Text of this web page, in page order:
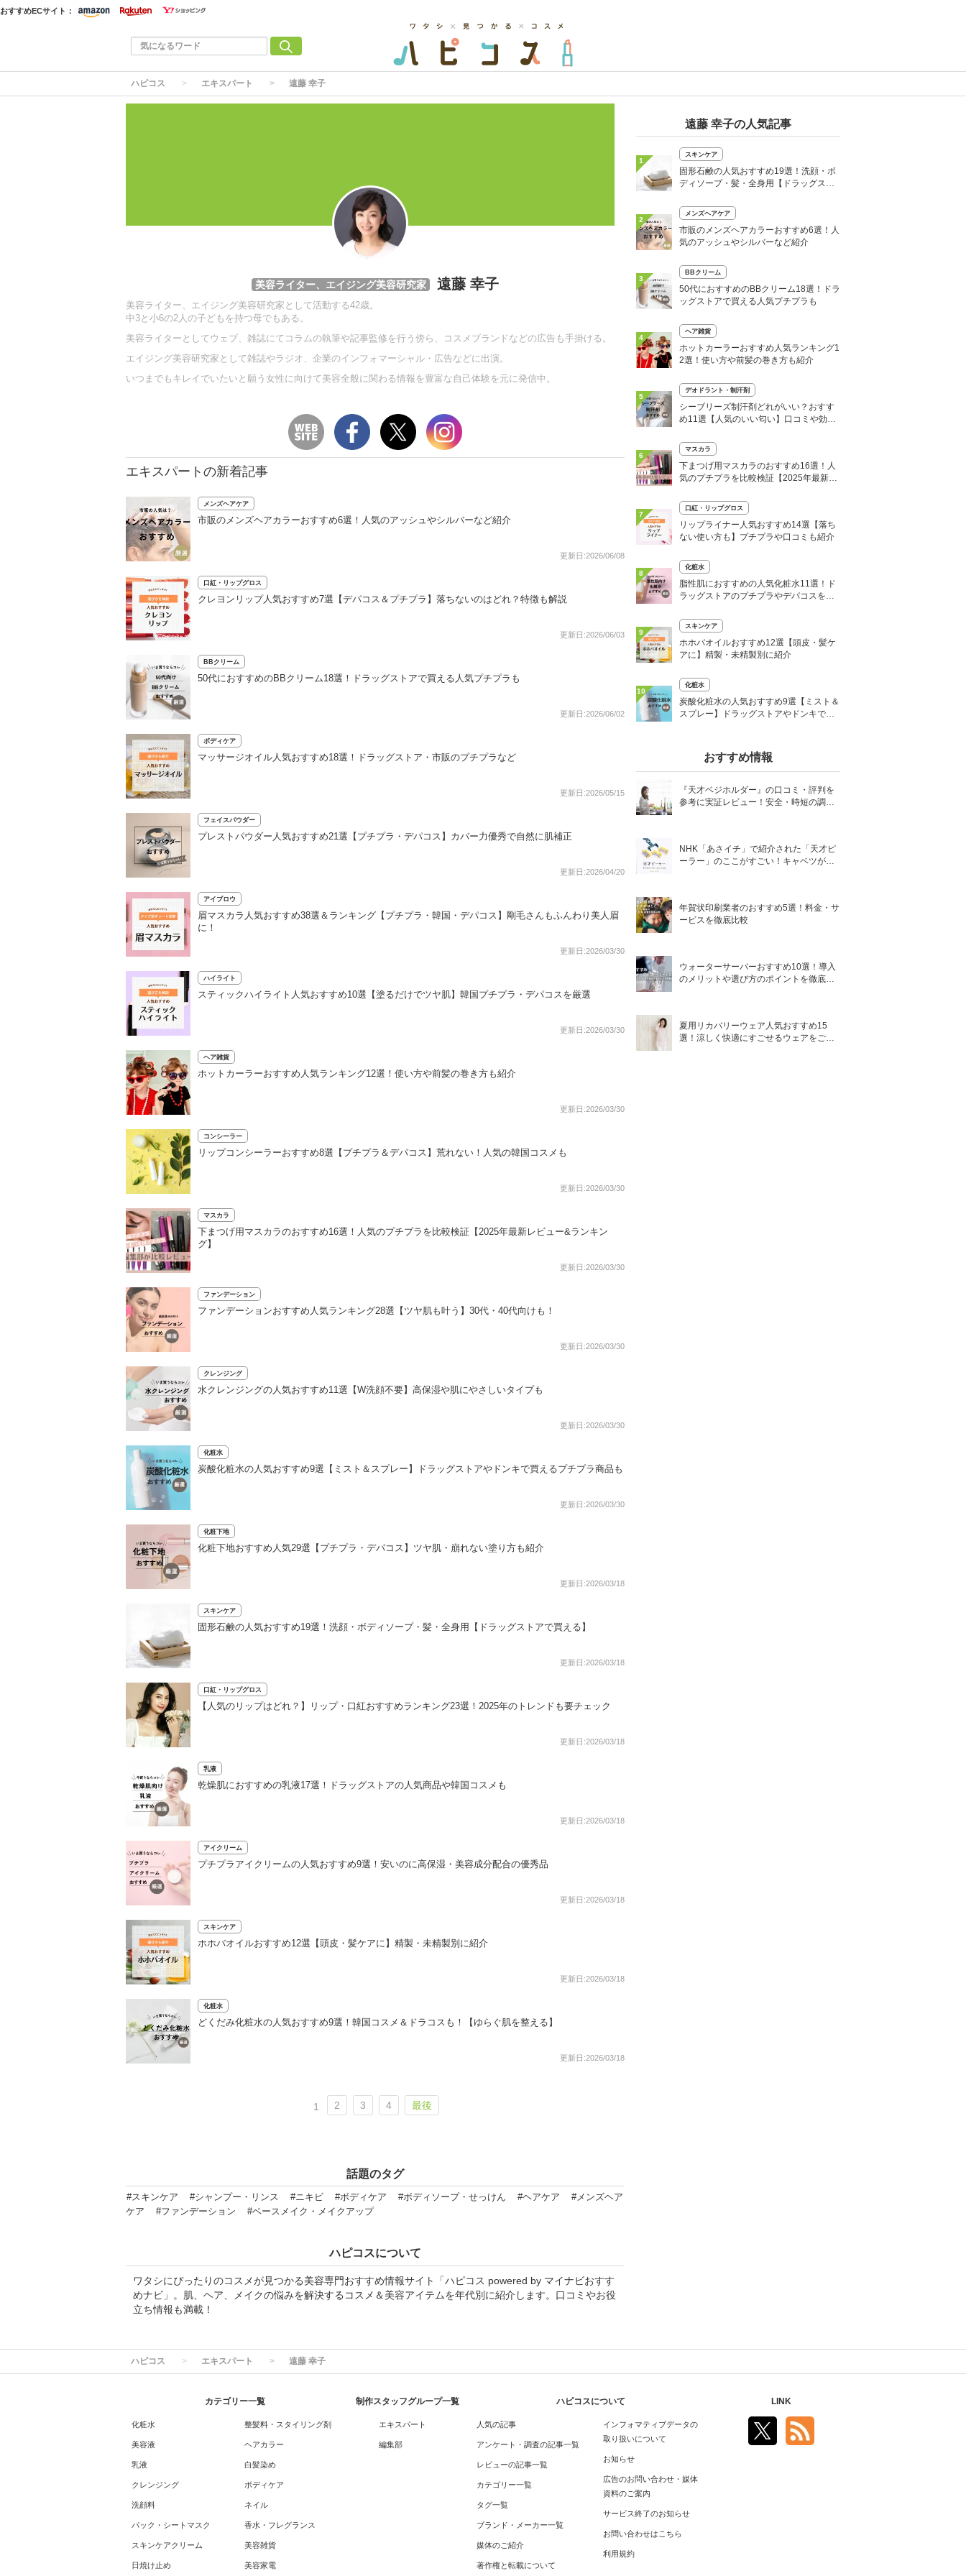
おすすめECサイト：
ハピコス エキスパート 遠藤 幸子
美容ライター、エイジング美容研究家 遠藤 幸子
美容ライター、エイジング美容研究家として活動する42歳。
中3と小6の2人の子どもを持つ母でもある。
美容ライターとしてウェブ、雑誌にてコラムの執筆や記事監修を行う傍ら、コスメブランドなどの広告も手掛ける。
エイジング美容研究家として雑誌やラジオ、企業のインフォマーシャル・広告などに出演。
いつまでもキレイでいたいと願う女性に向けて美容全般に関わる情報を豊富な自己体験を元に発信中。
エキスパートの新着記事
メンズヘアケア
市販のメンズヘアカラーおすすめ6選！人気のアッシュやシルバーなど紹介
更新日:2026/06/08
口紅・リップグロス
クレヨンリップ人気おすすめ7選【デパコス＆プチプラ】落ちないのはどれ？特徴も解説
更新日:2026/06/03
BBクリーム
50代におすすめのBBクリーム18選！ドラッグストアで買える人気プチプラも
更新日:2026/06/02
ボディケア
マッサージオイル人気おすすめ18選！ドラッグストア・市販のプチプラなど
更新日:2026/05/15
フェイスパウダー
プレストパウダー人気おすすめ21選【プチプラ・デパコス】カバー力優秀で自然に肌補正
更新日:2026/04/20
アイブロウ
眉マスカラ人気おすすめ38選＆ランキング【プチプラ・韓国・デパコス】剛毛さんもふんわり美人眉
に！
更新日:2026/03/30
ハイライト
スティックハイライト人気おすすめ10選【塗るだけでツヤ肌】韓国プチプラ・デパコスを厳選
更新日:2026/03/30
ヘア雑貨
ホットカーラーおすすめ人気ランキング12選！使い方や前髪の巻き方も紹介
更新日:2026/03/30
コンシーラー
リップコンシーラーおすすめ8選【プチプラ＆デパコス】荒れない！人気の韓国コスメも
更新日:2026/03/30
マスカラ
下まつげ用マスカラのおすすめ16選！人気のプチプラを比較検証【2025年最新レビュー&ランキン
グ】
更新日:2026/03/30
ファンデーション
ファンデーションおすすめ人気ランキング28選【ツヤ肌も叶う】30代・40代向けも！
更新日:2026/03/30
クレンジング
水クレンジングの人気おすすめ11選【W洗顔不要】高保湿や肌にやさしいタイプも
更新日:2026/03/30
化粧水
炭酸化粧水の人気おすすめ9選【ミスト＆スプレー】ドラッグストアやドンキで買えるプチプラ商品も
更新日:2026/03/30
化粧下地
化粧下地おすすめ人気29選【プチプラ・デパコス】ツヤ肌・崩れない塗り方も紹介
更新日:2026/03/18
スキンケア
固形石鹸の人気おすすめ19選！洗顔・ボディソープ・髪・全身用【ドラッグストアで買える】
更新日:2026/03/18
口紅・リップグロス
【人気のリップはどれ？】リップ・口紅おすすめランキング23選！2025年のトレンドも要チェック
更新日:2026/03/18
乳液
乾燥肌におすすめの乳液17選！ドラッグストアの人気商品や韓国コスメも
更新日:2026/03/18
アイクリーム
プチプラアイクリームの人気おすすめ9選！安いのに高保湿・美容成分配合の優秀品
更新日:2026/03/18
スキンケア
ホホバオイルおすすめ12選【頭皮・髪ケアに】精製・未精製別に紹介
更新日:2026/03/18
化粧水
どくだみ化粧水の人気おすすめ9選！韓国コスメ＆ドラコスも！【ゆらぐ肌を整える】
更新日:2026/03/18
1 2 3 4 最後
話題のタグ
#スキンケア #シャンプー・リンス #ニキビ #ボディケア #ボディソープ・せっけん #ヘアケア
#メンズヘア
ケア
#ファンデーション #ベースメイク・メイクアップ
ハピコスについて
ワタシにぴったりのコスメが見つかる美容専門おすすめ情報サイト「ハピコス powered by マイナビおすす
めナビ」。肌、ヘア、メイクの悩みを解決するコスメ＆美容アイテムを年代別に紹介します。口コミやお役
立ち情報も満載！
遠藤 幸子の人気記事
1
スキンケア
固形石鹸の人気おすすめ19選！洗顔・ボ
ディソープ・髪・全身用【ドラッグスト
2
メンズヘアケア
市販のメンズヘアカラーおすすめ6選！人
気のアッシュやシルバーなど紹介
3
BBクリーム
50代におすすめのBBクリーム18選！ドラ
ッグストアで買える人気プチプラも
4
ヘア雑貨
ホットカーラーおすすめ人気ランキング1
2選！使い方や前髪の巻き方も紹介
5
デオドラント・制汗剤
シーブリーズ制汗剤どれがいい？おすす
め11選【人気のいい匂い】口コミや効果
6
マスカラ
下まつげ用マスカラのおすすめ16選！人
気のプチプラを比較検証【2025年最新レ
7
口紅・リップグロス
リップライナー人気おすすめ14選【落ち
ない使い方も】プチプラや口コミも紹介
8
化粧水
脂性肌におすすめの人気化粧水11選！ド
ラッグストアのプチプラやデパコスを厳
9
スキンケア
ホホバオイルおすすめ12選【頭皮・髪ケ
アに】精製・未精製別に紹介
10
化粧水
炭酸化粧水の人気おすすめ9選【ミスト＆
スプレー】ドラッグストアやドンキで買
おすすめ情報
『天才ベジホルダー』の口コミ・評判を
参考に実証レビュー！安全・時短の調理
NHK「あさイチ」で紹介された「天才ピ
ーラー」のここがすごい！キャベツがほ
年賀状印刷業者のおすすめ5選！料金・サ
ービスを徹底比較
ウォーターサーバーおすすめ10選！導入
のメリットや選び方のポイントを徹底解
夏用リカバリーウェア人気おすすめ15
選！涼しく快適にすごせるウェアをご紹
ハピコス エキスパート 遠藤 幸子
カテゴリー一覧
化粧水
美容液
乳液
クレンジング
洗顔料
パック・シートマスク
スキンケアクリーム
日焼け止め
整髪料・スタイリング剤
ヘアカラー
白髪染め
ボディケア
ネイル
香水・フレグランス
美容雑貨
美容家電
制作スタッフグループ一覧
エキスパート
編集部
ハピコスについて
人気の記事
アンケート・調査の記事一覧
レビューの記事一覧
カテゴリー一覧
タグ一覧
ブランド・メーカー一覧
媒体のご紹介
著作権と転載について
インフォマティブデータの
取り扱いについて
お知らせ
広告のお問い合わせ・媒体
資料のご案内
サービス終了のお知らせ
お問い合わせはこちら
利用規約
LINK